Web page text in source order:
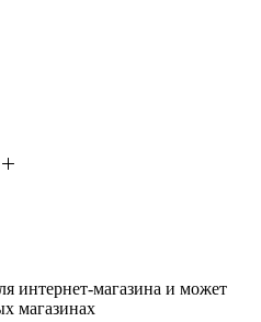
интернет-магазина и может
магазинах